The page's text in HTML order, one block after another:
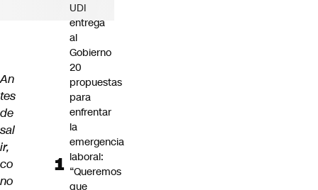
An
tes
de
sal
ir,
co
no
UDI
entrega
al
Gobierno
20
propuestas
para
enfrentar
la
emergencia
laboral:
“Queremos
que